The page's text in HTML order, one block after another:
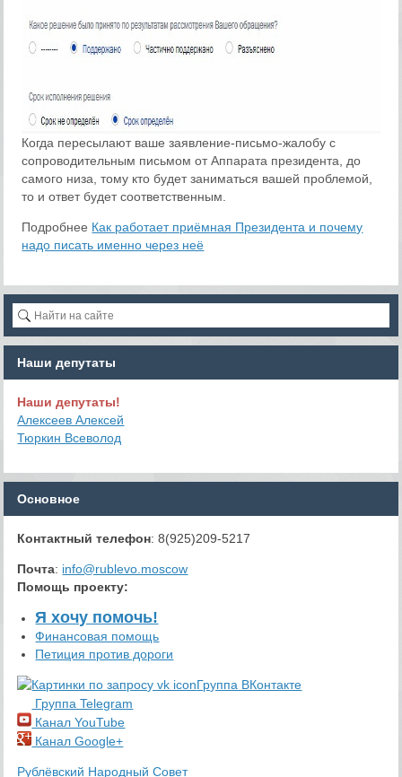
Когда пересылают ваше заявление-письмо-жалобу с
сопроводительным письмом от Аппарата президента, до
самого низа, тому кто будет заниматься вашей проблемой,
то и ответ будет соответственным.
Подробнее Как работает приёмная Президента и почему
надо писать именно через неё
Наши депутаты
Наши депутаты!
Алексеев Алексей
Тюркин Всеволод
Основное
Контактный телефон: 8(925)209-5217
Почта: info@rublevo.moscow
Помощь проекту:
Я хочу помочь!
Финансовая помощь
Петиция против дороги
Группа ВКонтакте
Группа Telegram
Канал YouTube
Канал Google+
Рублёвский Народный Совет